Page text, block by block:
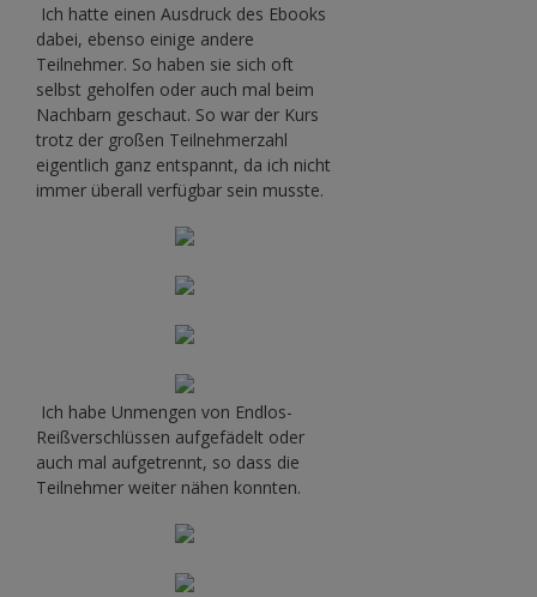
Ich hatte einen Ausdruck des Ebooks
dabei, ebenso einige andere
Teilnehmer. So haben sie sich oft
selbst geholfen oder auch mal beim
Nachbarn geschaut. So war der Kurs
trotz der großen Teilnehmerzahl
eigentlich ganz entspannt, da ich nicht
immer überall verfügbar sein musste.
Ich habe Unmengen von Endlos-
Reißverschlüssen aufgefädelt oder
auch mal aufgetrennt, so dass die
Teilnehmer weiter nähen konnten.